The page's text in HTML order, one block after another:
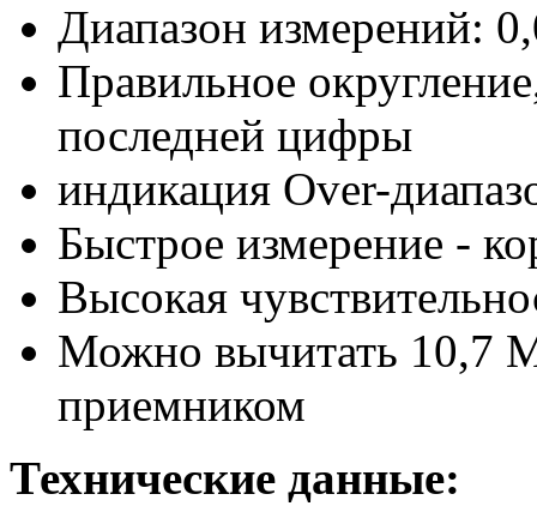
Диапазон измерений:
Правильное
последней цифры
индикация Over-
Быстрое измерение -
Высокая
Можно вычитать 10,7
приемником
Технические данные: